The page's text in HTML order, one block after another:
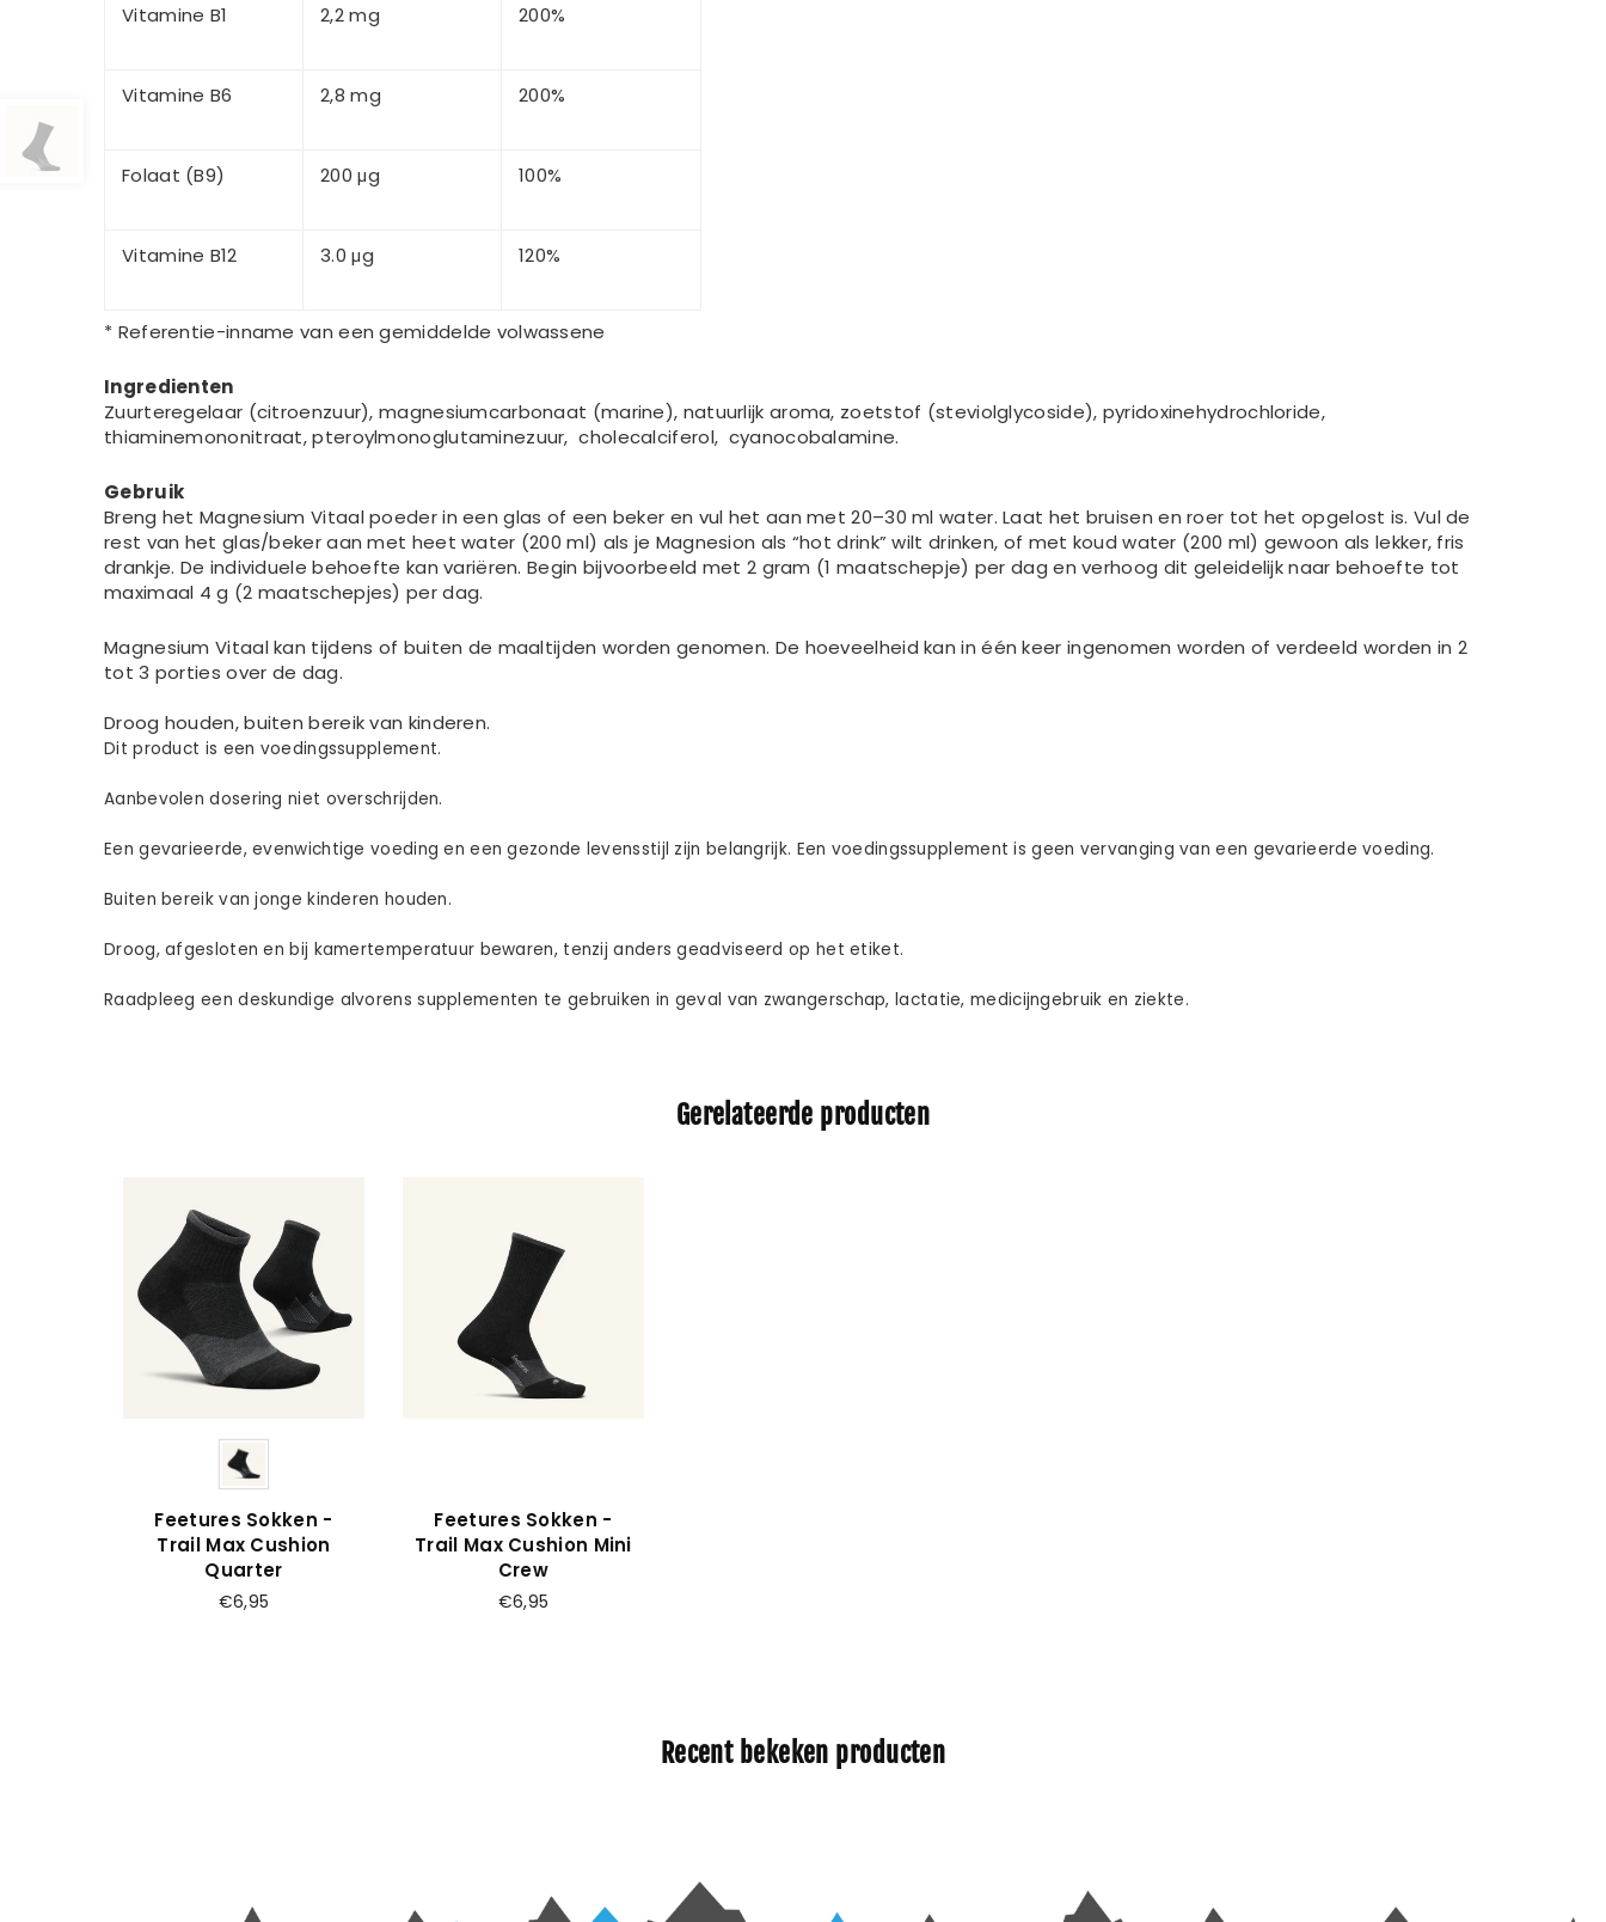
Vitamine B1 2,2 mg 200%
Vitamine B6 2,8 mg 200%
Folaat (B9) 200 μg 100%
Vitamine B12 3.0 μg 120%
* Referentie-inname van een gemiddelde volwassene
Ingredienten
Zuurteregelaar (citroenzuur), magnesiumcarbonaat (marine), natuurlijk aroma, zoetstof (steviolglycoside), pyridoxinehydrochloride,
thiaminemononitraat, pteroylmonoglutaminezuur, cholecalciferol, cyanocobalamine.
Gebruik
Breng het Magnesium Vitaal poeder in een glas of een beker en vul het aan met 20–30 ml water. Laat het bruisen en roer tot het opgelost is. Vul de
rest van het glas/beker aan met heet water (200 ml) als je Magnesion als “hot drink” wilt drinken, of met koud water (200 ml) gewoon als lekker, fris
drankje. De individuele behoefte kan variëren. Begin bijvoorbeeld met 2 gram (1 maatschepje) per dag en verhoog dit geleidelijk naar behoefte tot
maximaal 4 g (2 maatschepjes) per dag.
Magnesium Vitaal kan tijdens of buiten de maaltijden worden genomen. De hoeveelheid kan in één keer ingenomen worden of verdeeld worden in 2
tot 3 porties over de dag.
Droog houden, buiten bereik van kinderen.
Dit product is een voedingssupplement.
Aanbevolen dosering niet overschrijden.
Een gevarieerde, evenwichtige voeding en een gezonde levensstijl zijn belangrijk. Een voedingssupplement is geen vervanging van een gevarieerde voeding.
Buiten bereik van jonge kinderen houden.
Droog, afgesloten en bij kamertemperatuur bewaren, tenzij anders geadviseerd op het etiket.
Raadpleeg een deskundige alvorens supplementen te gebruiken in geval van zwangerschap, lactatie, medicijngebruik en ziekte.
Gerelateerde producten
Feetures Sokken -
Trail Max Cushion
Quarter
Prijs
€6,95
Feetures Sokken -
Trail Max Cushion Mini
Crew
Prijs
€6,95
Recent bekeken producten